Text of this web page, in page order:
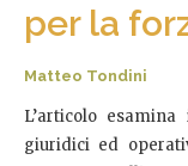
per la
Matteo Tondini
L’articolo
giuridici ed